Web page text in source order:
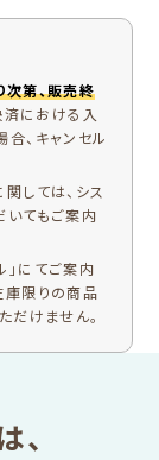
次第、販売終
済における入
、キャンセル
しては、シス
いてもご案内
にてご案内
庫限りの商品
だけません。
、